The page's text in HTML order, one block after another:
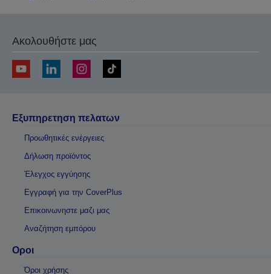
Ακολουθήστε μας
Εξυπηρετηση πελατων
Προωθητικές ενέργειες
Δήλωση προϊόντος
Έλεγχος εγγύησης
Εγγραφή για την CoverPlus
Επικοινωνηστε μαζι μας
Αναζήτηση εμπόρου
Οροι
Όροι χρήσης